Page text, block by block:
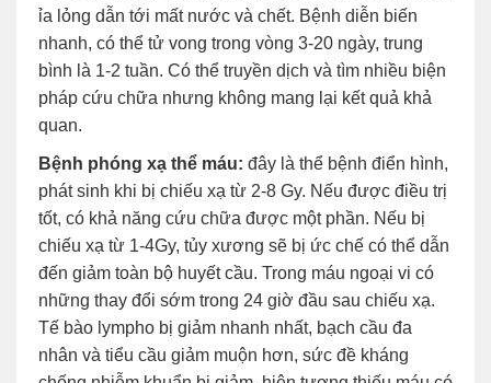
ỉa lỏng dẫn tới mất nước và chết. Bệnh diễn biến
nhanh, có thể tử vong trong vòng 3-20 ngày, trung
bình là 1-2 tuần. Có thể truyền dịch và tìm nhiều biện
pháp cứu chữa nhưng không mang lại kết quả khả
quan.
Bệnh phóng xạ thể máu: đây là thể bệnh điển hình,
phát sinh khi bị chiếu xạ từ 2-8 Gy. Nếu được điều trị
tốt, có khả năng cứu chữa được một phần. Nếu bị
chiếu xạ từ 1-4Gy, tủy xương sẽ bị ức chế có thể dẫn
đến giảm toàn bộ huyết cầu. Trong máu ngoại vi có
những thay đổi sớm trong 24 giờ đầu sau chiếu xạ.
Tế bào lympho bị giảm nhanh nhất, bạch cầu đa
nhân và tiểu cầu giảm muộn hơn, sức đề kháng